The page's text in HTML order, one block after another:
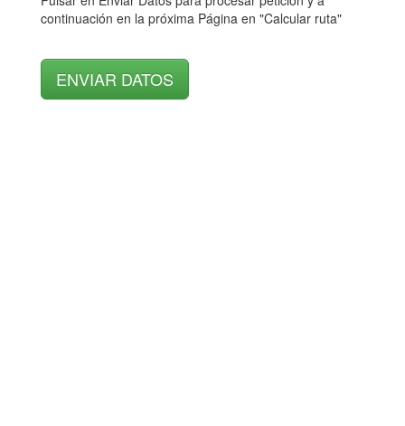
continuación en la próxima Página en "Calcular ruta"